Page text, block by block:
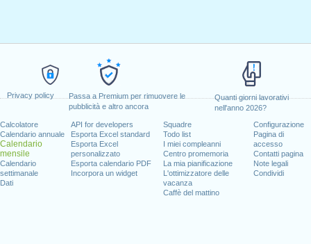
Privacy policy
Passa a Premium per rimuovere le
pubblicità e altro ancora
Quanti giorni lavorativi
nell'anno 2026?
Calcolatore
Calendario annuale
Calendario
mensile
Calendario
settimanale
Dati
API for developers
Esporta Excel standard
Esporta Excel
personalizzato
Esporta calendario PDF
Incorpora un widget
Squadre
Todo list
I miei compleanni
Centro promemoria
La mia pianificazione
L'ottimizzatore delle
vacanza
Caffè del mattino
Configurazione
Pagina di
accesso
Contatti pagina
Note legali
Condividi